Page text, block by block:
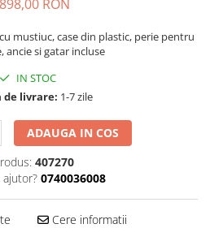
/
RON
mustiuc, case din plastic, perie pentru
ancie si gatar incluse
IN STOC
de livrare: 1-7 zile
ADAUGA IN COS
407270
0740036008
Cere informatii